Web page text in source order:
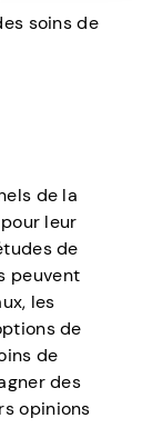
soins de
de la
leur
de
peuvent
les
de
de
des
opinions